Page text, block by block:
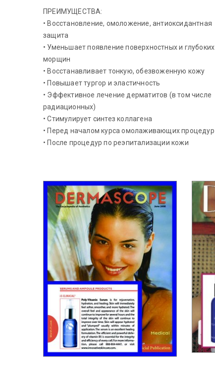
ПРЕИМУЩЕСТВА:
• Восстановление, омоложение, антиоксидантная
защита
• Уменьшает появление поверхностных и глубоких
морщин
• Восстанавливает тонкую, обезвоженную кожу
• Повышает тургор и эластичность
• Эффективное лечение дерматитов (в том числе
радиационных)
• Стимулирует синтез коллагена
• Перед началом курса омолаживающих процедур
• После процедур по реэпитализации кожи